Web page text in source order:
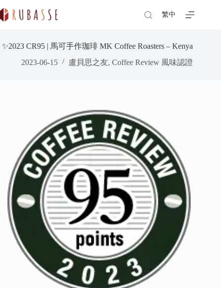
to
content
繁中
✨2023 CR95 | 馬可手作珈琲 MK Coffee Roasters – Kenya
2023-06-15
盧貝思之友,Coffee Review 風味認證